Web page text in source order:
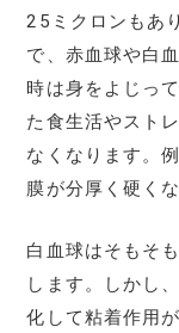
25ミクロンもあ
で、赤血球や白
時は身をよじっ
た食生活やスト
なくなります。
膜が分厚く硬く
白血球はそもそ
します。しかし
化して粘着作用